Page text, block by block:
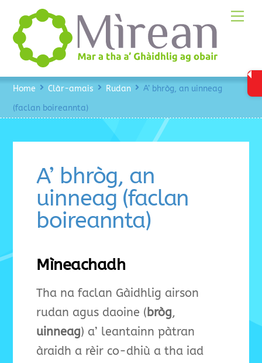
content
Home Clàr-amais Rudan
A’ bhròg, an uinneag
(faclan boireannta)
A’ bhròg, an
uinneag (faclan
boireannta)
Mìneachadh
Tha na faclan Gàidhlig airson
rudan agus daoine ( bròg,
uinneag) a’ leantainn pàtran
àraidh a rèir co-dhiù a tha iad